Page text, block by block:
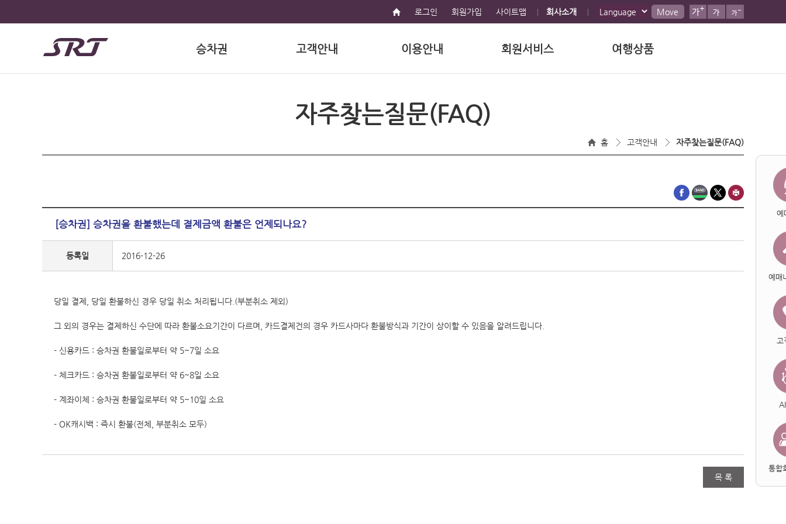
로그인 회원가입 사이트맵 회사소개 Move
승차권 고객안내 이용안내 회원서비스 여행상품
자주찾는질문(FAQ)
홈 고객안내 자주찾는질문(FAQ)
[승차권] 승차권을 환불했는데 결제금액 환불은 언제되나요?
등록일 2016-12-26
당일 결제, 당일 환불하신 경우 당일 취소 처리됩니다.(부분취소 제외)
그 외의 경우는 결제하신 수단에 따라 환불소요기간이 다르며, 카드결제건의 경우 카드사마다 환불방식과 기간이 상이할 수 있음을 알려드립니다.
- 신용카드 : 승차권 환불일로부터 약 5~7일 소요
- 체크카드 : 승차권 환불일로부터 약 6~8일 소요
- 계좌이체 : 승차권 환불일로부터 약 5~10일 소요
- OK캐시백 : 즉시 환불(전체, 부분취소 모두)
목 록
예
예매
고
통합